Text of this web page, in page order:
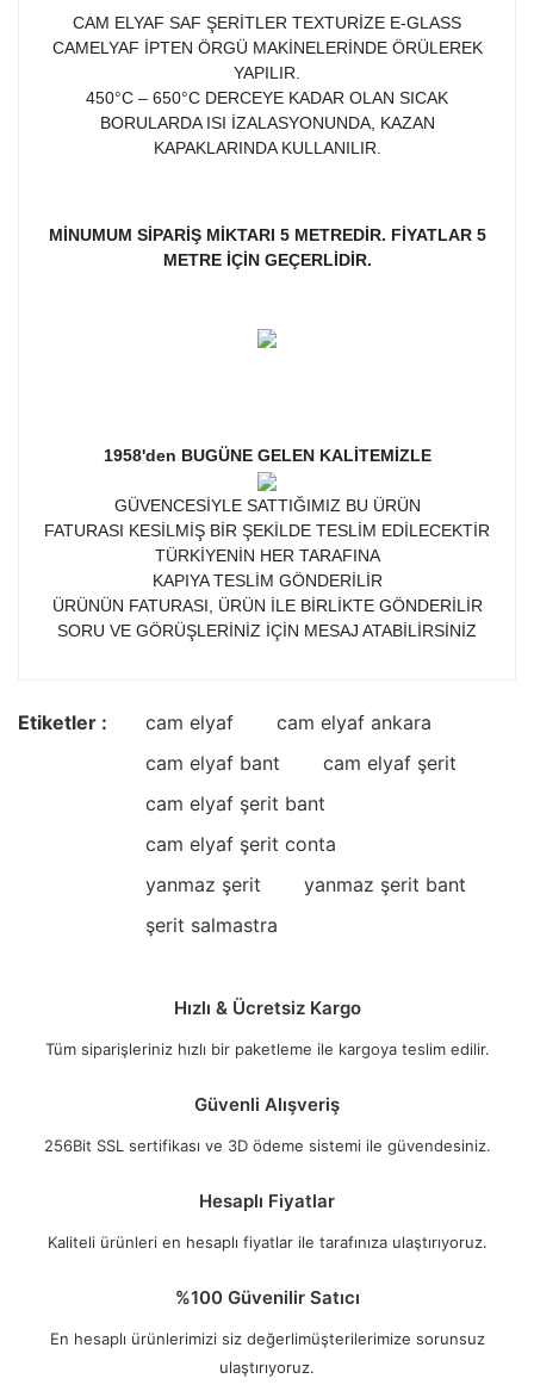
CAM ELYAF SAF ŞERİTLER TEXTURİZE E-GLASS
CAMELYAF İPTEN ÖRGÜ MAKİNELERİNDE ÖRÜLEREK
YAPILIR.
450°C – 650°C DERCEYE KADAR OLAN SICAK
BORULARDA ISI İZALASYONUNDA, KAZAN
KAPAKLARINDA KULLANILIR.
MİNUMUM SİPARİŞ MİKTARI 5 METREDİR. FİYATLAR 5
METRE İÇİN GEÇERLİDİR.
1958'den BUGÜNE GELEN KALİTEMİZLE
GÜVENCESİYLE SATTIĞIMIZ BU ÜRÜN
FATURASI KESİLMİŞ BİR ŞEKİLDE TESLİM EDİLECEKTİR
TÜRKİYENİN HER TARAFINA
KAPIYA TESLİM GÖNDERİLİR
ÜRÜNÜN FATURASI, ÜRÜN İLE BİRLİKTE GÖNDERİLİR
SORU VE GÖRÜŞLERİNİZ İÇİN MESAJ ATABİLİRSİNİZ
Etiketler : cam elyaf
cam elyaf ankara
cam elyaf bant
cam elyaf şerit
cam elyaf şerit bant
cam elyaf şerit conta
yanmaz şerit
yanmaz şerit bant
şerit salmastra
Hızlı & Ücretsiz Kargo
Tüm siparişleriniz hızlı bir paketleme ile kargoya teslim edilir.
Güvenli Alışveriş
256Bit SSL sertifikası ve 3D ödeme sistemi ile güvendesiniz.
Hesaplı Fiyatlar
Kaliteli ürünleri en hesaplı fiyatlar ile tarafınıza ulaştırıyoruz.
%100 Güvenilir Satıcı
En hesaplı ürünlerimizi siz değerlimüşterilerimize sorunsuz
ulaştırıyoruz.